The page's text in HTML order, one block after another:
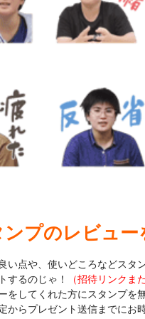
プのレビュー
い点や、使いどころなどスタ
するのじゃ！
（招待リンクま
してくれた方にスタンプを
らプレゼント送信までにお